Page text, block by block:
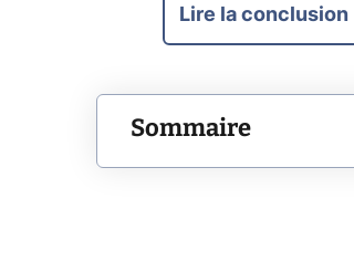
Lire la conclusion
Sommaire